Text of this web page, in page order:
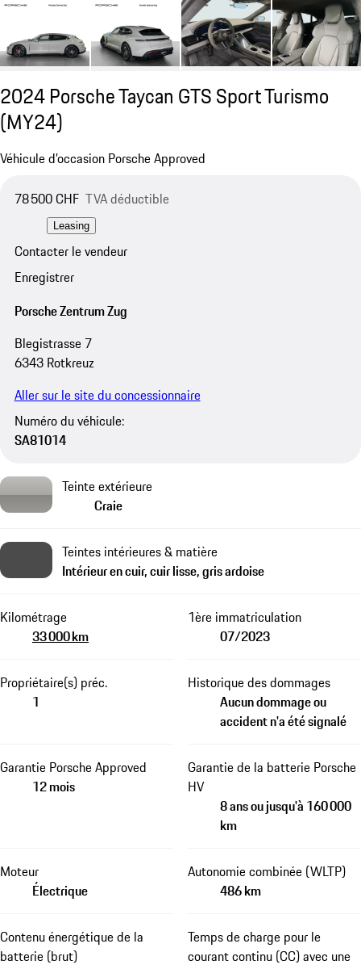
2024 Porsche Taycan GTS Sport Turismo
(MY24)
Véhicule d’occasion Porsche Approved
78 500 CHF TVA déductible
Leasing
Contacter le vendeur
Enregistrer
Porsche Zentrum Zug
Blegistrasse 7
6343 Rotkreuz
Aller sur le site du concessionnaire
Numéro du véhicule:
SA81014
Teinte extérieure
Craie
Teintes intérieures & matière
Intérieur en cuir, cuir lisse, gris ardoise
Kilométrage
33 000 km
1ère immatriculation
07/2023
Propriétaire(s) préc.
1
Historique des dommages
Aucun dommage ou
accident n'a été signalé
Garantie Porsche Approved
12 mois
Garantie de la batterie Porsche
HV
8 ans ou jusqu'à 160 000
km
Moteur
Électrique
Autonomie combinée (WLTP)
486 km
Contenu énergétique de la
batterie (brut)
Temps de charge pour le
courant continu (CC) avec une